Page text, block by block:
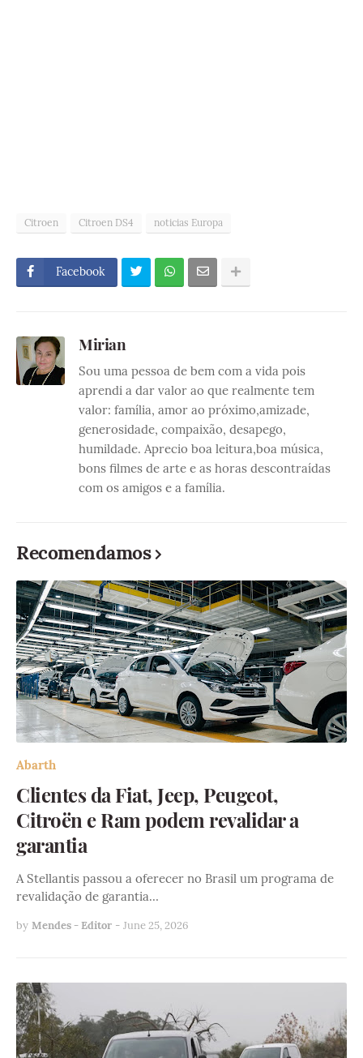
Citroen Citroen DS4 noticias Europa
Facebook
Mirian
Sou uma pessoa de bem com a vida pois
aprendi a dar valor ao que realmente tem
valor: família, amor ao próximo,amizade,
generosidade, compaixão, desapego,
humildade. Aprecio boa leitura,boa música,
bons filmes de arte e as horas descontraídas
com os amigos e a família.
Recomendamos
Abarth
Clientes da Fiat, Jeep, Peugeot,
Citroën e Ram podem revalidar a
garantia
A Stellantis passou a oferecer no Brasil um programa de
revalidação de garantia…
by Mendes - Editor - June 25, 2026